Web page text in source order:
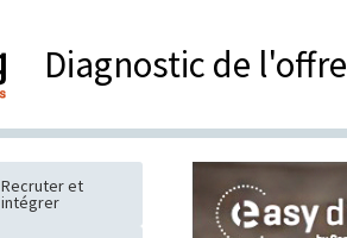
Diagnostic de
Recruter et
intégrer